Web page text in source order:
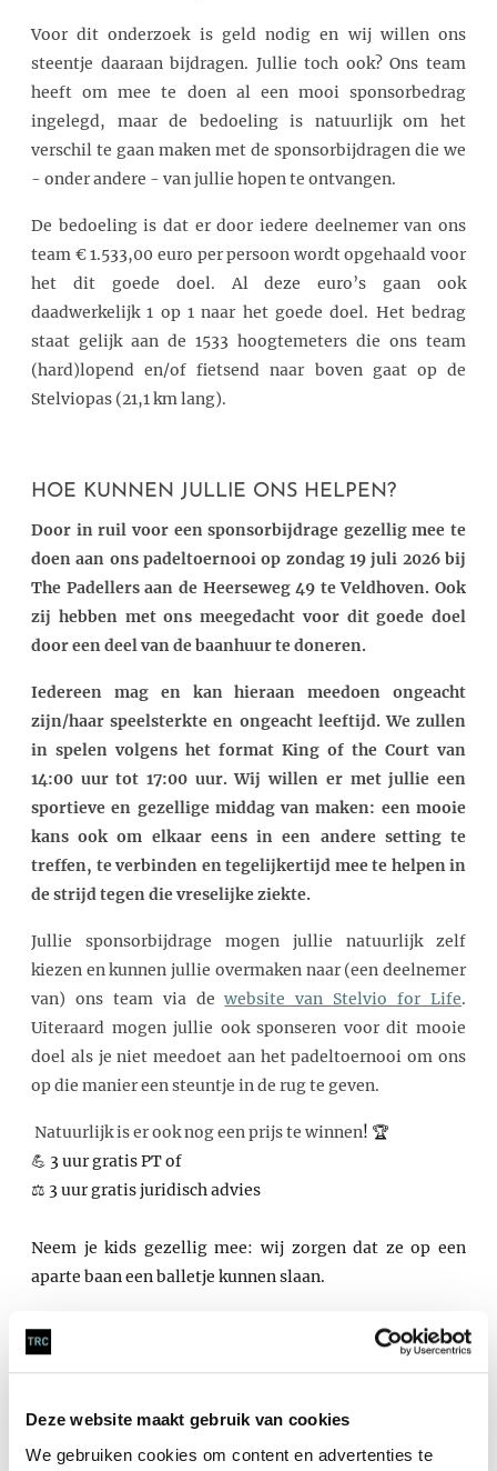
Deze website maakt gebruik van cookies
We gebruiken cookies om content en advertenties te
Voor dit onderzoek is geld nodig en wij willen ons
steentje daaraan bijdragen. Jullie toch ook? Ons team
heeft om mee te doen al een mooi sponsorbedrag
ingelegd, maar de bedoeling is natuurlijk om het
verschil te gaan maken met de sponsorbijdragen die we
- onder andere - van jullie hopen te ontvangen.
De bedoeling is dat er door iedere deelnemer van ons
team € 1.533,00 euro per persoon wordt opgehaald voor
het dit goede doel. Al deze euro’s gaan ook
daadwerkelijk 1 op 1 naar het goede doel. Het bedrag
staat gelijk aan de 1533 hoogtemeters die ons team
(hard)lopend en/of fietsend naar boven gaat op de
Stelviopas (21,1 km lang).
HOE KUNNEN JULLIE ONS HELPEN?
Door in ruil voor een sponsorbijdrage gezellig mee te
doen aan ons padeltoernooi op zondag 19 juli 2026 bij
The Padellers aan de Heerseweg 49 te Veldhoven. Ook
zij hebben met ons meegedacht voor dit goede doel
door een deel van de baanhuur te doneren.
Iedereen mag en kan hieraan meedoen ongeacht
zijn/haar speelsterkte en ongeacht leeftijd. We zullen
in spelen volgens het format King of the Court van
14:00 uur tot 17:00 uur. Wij willen er met jullie een
sportieve en gezellige middag van maken: een mooie
kans ook om elkaar eens in een andere setting te
treffen, te verbinden en tegelijkertijd mee te helpen in
de strijd tegen die vreselijke ziekte.
Jullie sponsorbijdrage mogen jullie natuurlijk zelf
kiezen en kunnen jullie overmaken naar (een deelnemer
van) ons team via de website van Stelvio for Life.
Uiteraard mogen jullie ook sponseren voor dit mooie
doel als je niet meedoet aan het padeltoernooi om ons
op die manier een steuntje in de rug te geven.
Natuurlijk is er ook nog een prijs te winnen! 🏆
💪 3 uur gratis PT of
⚖️ 3 uur gratis juridisch advies
Neem je kids gezellig mee: wij zorgen dat ze op een
aparte baan een balletje kunnen slaan.
AANMELDEN
van Move and Improve via whatsapp 06-25354527.